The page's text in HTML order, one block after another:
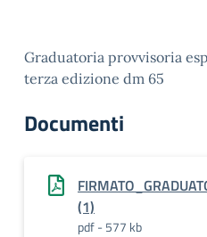
Graduatoria provvisoria
terza edizione dm 65
Documenti
(1)
pdf - 577 kb